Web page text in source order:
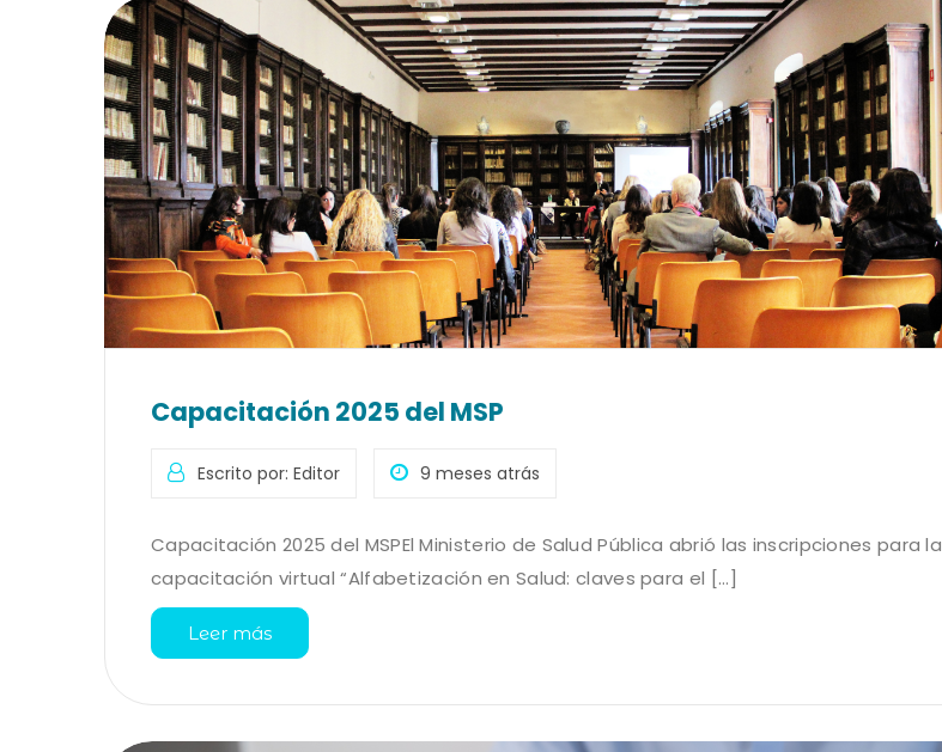
Capacitación 2025 del MSP
Escrito por: Editor 9 meses atrás
Capacitación 2025 del MSPEl Ministerio de Salud Pública abrió las inscripciones para la
capacitación virtual “Alfabetización en Salud: claves para el [...]
Leer más